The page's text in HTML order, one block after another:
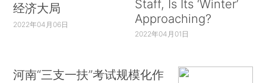
经济大局
2022年04月06日
Staff, Is Its ‘Winter’
Approaching?
2022年04月01日
河南“三支一扶”考试规模化作